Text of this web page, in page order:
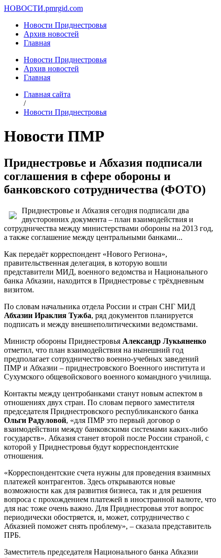
НОВОСТИ.pmrgid.com
Новости Приднестровья
Архив новостей
Главная
Новости Приднестровья
Архив новостей
Главная
Главная сайта
/
Новости Приднестровья
Новости ПМР
Приднестровье и Абхазия подписали
соглашения в сфере обороны и
банковского сотрудничества (ФОТО)
Приднестровье и Абхазия сегодня подписали два
двусторонних документа – план взаимодействия и
сотрудничества между министерствами обороны на 2013 год,
а также соглашение между центральными банками...
Как передаёт корреспондент «Нового Региона»,
правительственная делегация, в которую вошли
представители МИД, военного ведомства и Национального
банка Абхазии, находится в Приднестровье с трёхдневным
визитом.
По словам начальника отдела России и стран СНГ МИД
Абхазии Ираклия Тужба, ряд документов планируется
подписать и между внешнеполитическими ведомствами.
Министр обороны Приднестровья Александр Лукьяненко
отметил, что план взаимодействия на нынешний год
предполагает сотрудничество военно-учебных заведений
ПМР и Абхазии – приднестровского Военного института и
Сухумского общевойскового военного командного училища.
Контакты между центробанками станут новым аспектом в
отношениях двух стран. По словам первого заместителя
председателя Приднестровского республиканского банка
Ольги Радуловой, «для ПМР это первый договор о
взаимодействии между банковскими системами каких-либо
государств». Абхазия станет второй после России страной, с
которой у Приднестровья будут корреспондентские
отношения.
«Корреспондентские счета нужны для проведения взаимных
платежей контрагентов. Здесь открываются новые
возможности как для развития бизнеса, так и для решения
вопроса с прохождением платежей в иностранной валюте, что
для нас тоже очень важно. Для Приднестровья этот вопрос
периодически обостряется, и, может, сотрудничество с
Абхазией поможет снять проблему», – сказала представитель
ПРБ.
Заместитель председателя Национального банка Абхазии